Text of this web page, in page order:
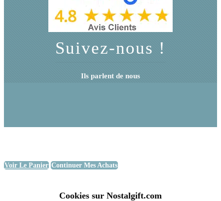
Suivez-nous !
Ils parlent de nous
Voir Le Panier Continuer Mes Achats
Cookies sur Nostalgift.com